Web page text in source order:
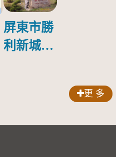
屏東市勝
利新城國
更 多